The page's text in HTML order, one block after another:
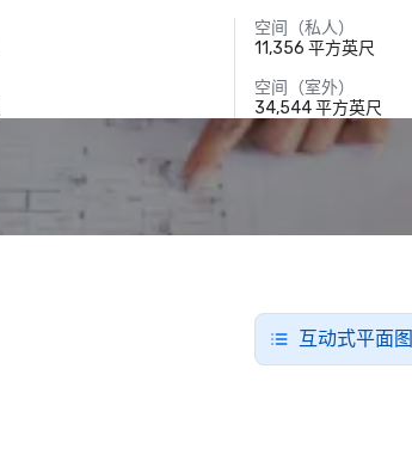
空间（私人）
11,356 平方英尺
空间（室外）
34,544 平方英尺
互动式平面图